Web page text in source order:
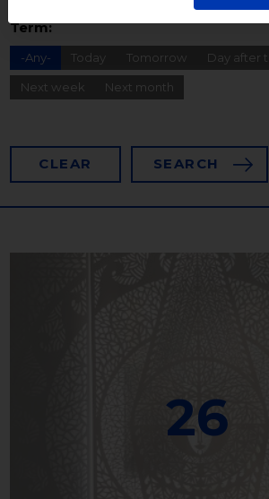
Term:
-Any- Today Tomorrow Day after
Next week Next month
CLEAR SEARCH
26